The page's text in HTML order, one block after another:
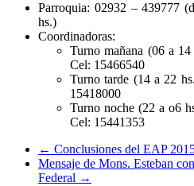
Parroquia: 02932 – 439777
hs.)
Coordinadoras:
Turno mañana (06 a
Cel: 15466540
Turno tarde (14 a 22
15418000
Turno noche (22 a o6
Cel: 15441353
← Conclusiones del EAP
Mensaje de Mons. Esteban
Federal →